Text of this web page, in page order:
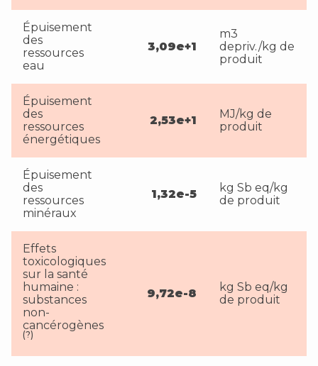
Épuisement
des
ressources
eau
3,09e+1
m3
depriv./kg de
produit
Épuisement
des
ressources
énergétiques
2,53e+1
MJ/kg de
produit
Épuisement
des
ressources
minéraux
1,32e-5
kg Sb eq/kg
de produit
Effets
toxicologiques
sur la santé
humaine :
substances
non-
cancérogènes
(?)
9,72e-8
kg Sb eq/kg
de produit